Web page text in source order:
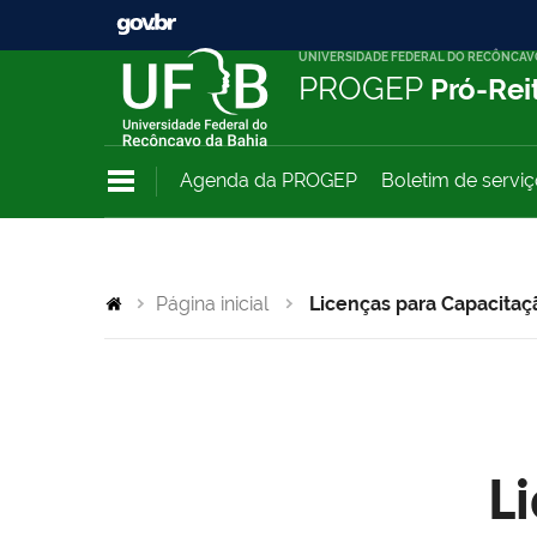
UNIVERSIDADE FEDERAL DO
PROGEP Pró-
Agenda da PROGEP Boletim de
Página inicial Licenças para